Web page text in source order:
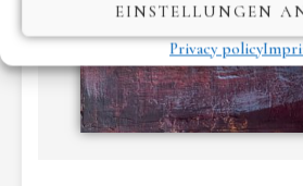
EINSTELLUNGEN
Privacy policy